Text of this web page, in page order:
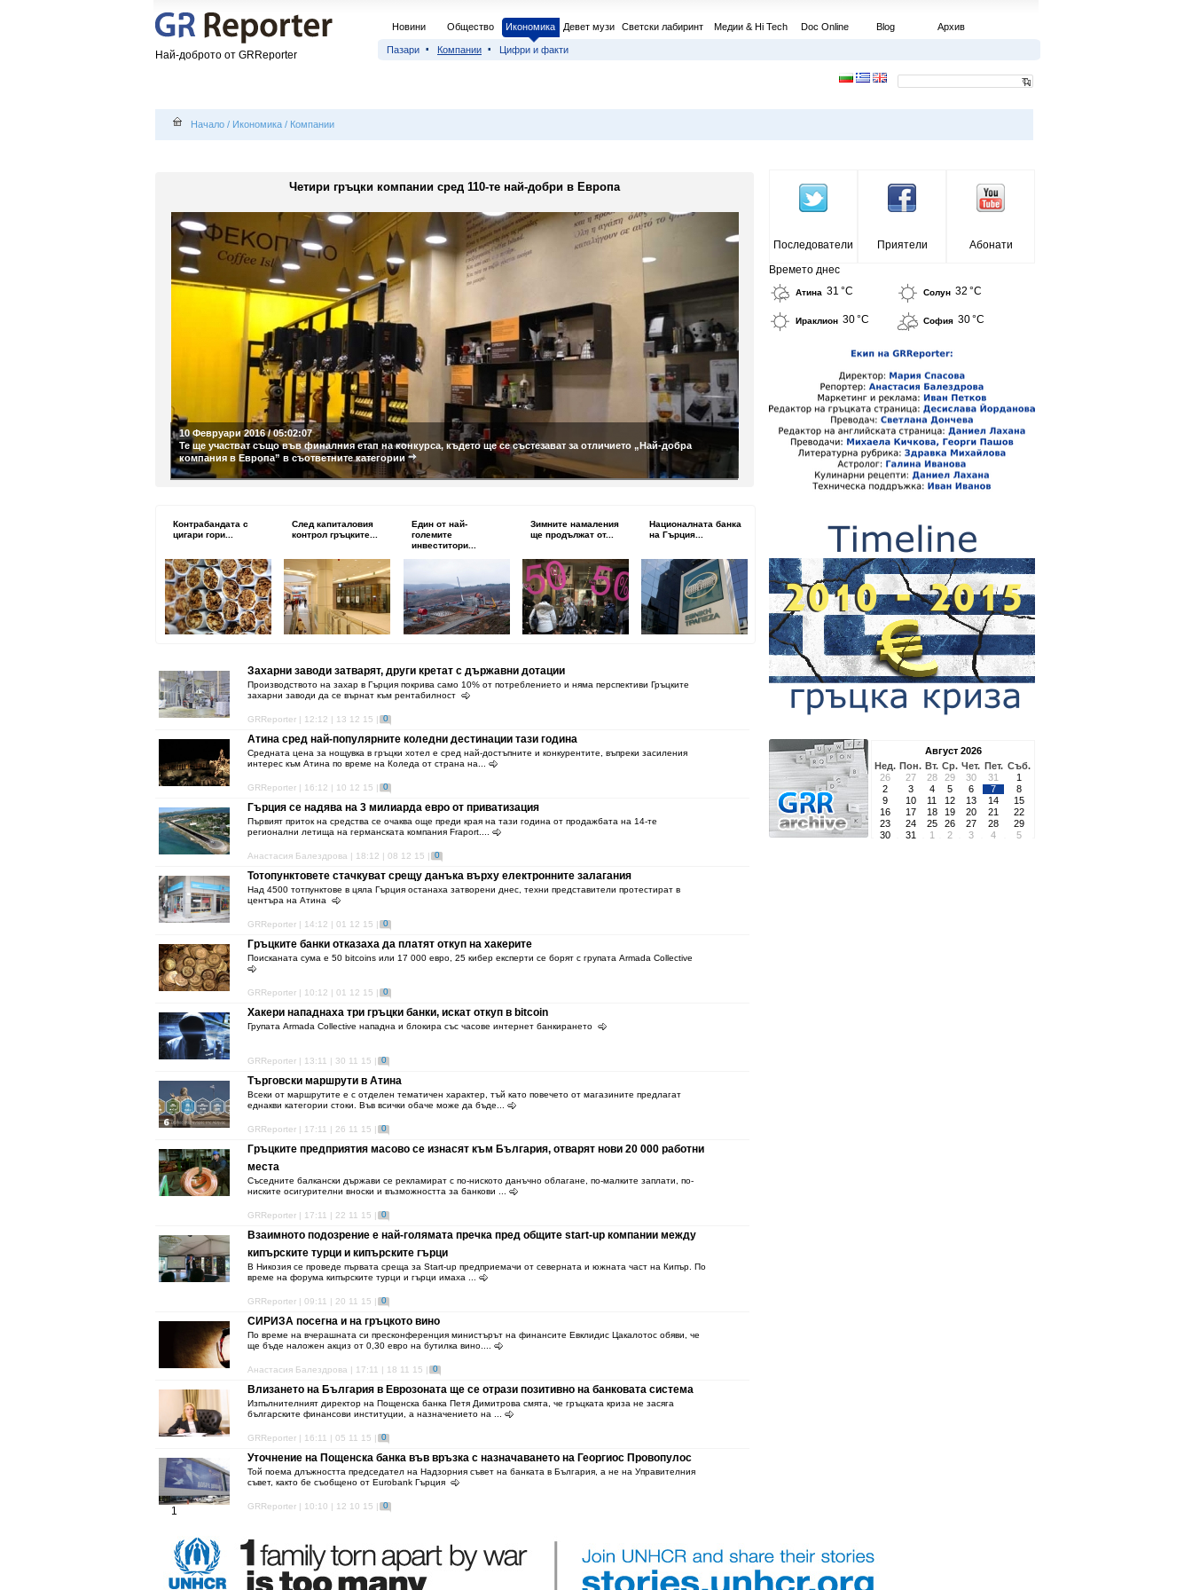
Най-доброто от GRReporter
Новини Общество Икономика Девет музи Светски лабиринт Медии & Hi Tech Doc Online Blog Архив
Пазари Компании Цифри и факти
Начало / Икономика / Компании
Четири гръцки компании сред 110-те най-добри в Европа
10 Февруари 2016 / 05:02:07
Те ще участват също във финалния етап на конкурса, където ще се състезават за отличието „Най-добра
компания в Европа” в съответните категории
Контрабандата с
цигари гори...
След капиталовия
контрол гръцките...
Един от най-
големите
инвеститори...
Зимните намаления
ще продължат от...
Националната банка
на Гърция...
Захарни заводи затварят, други кретат с държавни дотации
Производството на захар в Гърция покрива само 10% от потреблението и няма перспективи Гръцките
захарни заводи да се върнат към рентабилност
GRReporter | 12:12 | 13 12 15 | 0
Атина сред най-популярните коледни дестинации тази година
Средната цена за нощувка в гръцки хотел е сред най-достъпните и конкурентите, въпреки засиления
интерес към Атина по време на Коледа от страна на...
GRReporter | 16:12 | 10 12 15 | 0
Гърция се надява на 3 милиарда евро от приватизация
Първият приток на средства се очаква още преди края на тази година от продажбата на 14-те
регионални летища на германската компания Fraport....
Анастасия Балездрова | 18:12 | 08 12 15 | 0
Тотопунктовете стачкуват срещу данъка върху електронните залагания
Над 4500 тотпунктове в цяла Гърция останаха затворени днес, техни представители протестират в
центъра на Атина
GRReporter | 14:12 | 01 12 15 | 0
Гръцките банки отказаха да платят откуп на хакерите
Поисканата сума е 50 bitcoins или 17 000 евро, 25 кибер експерти се борят с групата Armada Collective
GRReporter | 10:12 | 01 12 15 | 0
Хакери нападнаха три гръцки банки, искат откуп в bitcoin
Групата Armada Collective нападна и блокира със часове интернет банкирането
GRReporter | 13:11 | 30 11 15 | 0
Търговски маршрути в Атина
Всеки от маршрутите е с отделен тематичен характер, тъй като повечето от магазините предлагат
еднакви категории стоки. Във всички обаче може да бъде...
GRReporter | 17:11 | 26 11 15 | 0
Гръцките предприятия масово се изнасят към България, отварят нови 20 000 работни
места
Съседните балкански държави се рекламират с по-ниското данъчно облагане, по-малките заплати, по-
ниските осигурителни вноски и възможността за банкови ...
GRReporter | 17:11 | 22 11 15 | 0
Взаимното подозрение е най-голямата пречка пред общите start-up компании между
кипърските турци и кипърските гърци
В Никозия се проведе първата среща за Start-up предприемачи от северната и южната част на Кипър. По
време на форума кипърските турци и гърци имаха ...
GRReporter | 09:11 | 20 11 15 | 0
СИРИЗА посегна и на гръцкото вино
По време на вчерашната си пресконференция министърът на финансите Евклидис Цакалотос обяви, че
ще бъде наложен акциз от 0,30 евро на бутилка вино....
Анастасия Балездрова | 17:11 | 18 11 15 | 0
Влизането на България в Еврозоната ще се отрази позитивно на банковата система
Изпълнителният директор на Пощенска банка Петя Димитрова смята, че гръцката криза не засяга
българските финансови институции, а назначението на ...
GRReporter | 16:11 | 05 11 15 | 0
Уточнение на Пощенска банка във връзка с назначаването на Георгиос Провопулос
Той поема длъжността председател на Надзорния съвет на банката в България, а не на Управителния
съвет, както бе съобщено от Eurobank Гърция
GRReporter | 10:10 | 12 10 15 | 0
1
3
4
Последователи Приятели
Абонати
Времето днес
Атина 31 °C Солун 32 °C
Ираклион 30 °C София 30 °C
Август 2026
Нед. Пон. Вт. Ср. Чет. Пет. Съб.
26
27 28 29 30 31
1
2
3 4 5 6 7
8
9
10 11 12 13 14
15
16
17 18 19 20 21
22
23
24 25 26 27 28
29
30
31 1 2 3 4 5